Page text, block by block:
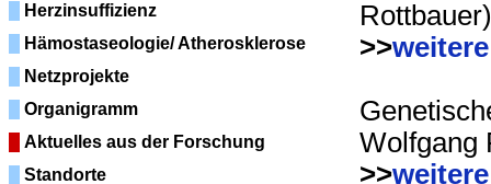
Herzinsuffizienz
Hämostaseologie/ Atherosklerose
Netzprojekte
Organigramm
Aktuelles aus der Forschung
Standorte
Rottbauer)
>>
Wolfgang
>>